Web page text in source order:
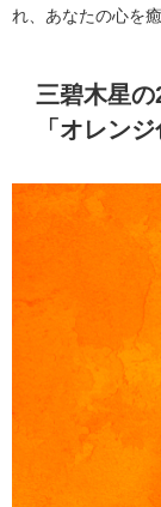
れ、あなたの心を
三碧木星
「オレンジ